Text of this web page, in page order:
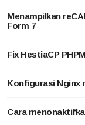
Menampilkan
Form 7
Fix HestiaCP
Konfigurasi Nginx
Cara